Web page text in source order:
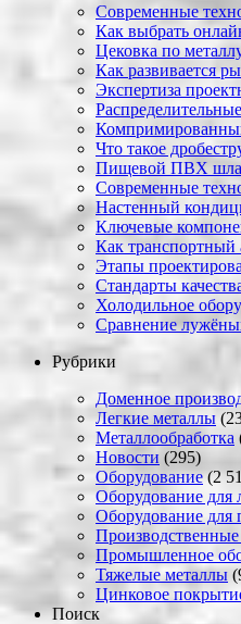
Современные
Как выбрать
Цековка по
Как развивается
Экспертиза
Что такое
Пищевой ПВХ
Современные
Настенный
Ключевые
Как транспортный
Этапы
Стандарты
Холодильное
Сравнение
Рубрики
Доменное
Легкие металлы
Металлообработка
Новости (295)
Оборудование(2
Оборудование для
Оборудование для
Промышленное
Тяжелые металлы
Цинковое
Поиск